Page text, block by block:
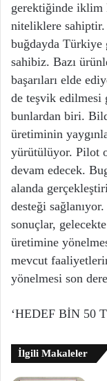
gerektiğinde iklim
niteliklere
buğdayda Türkiye
sahibiz. Bazı
başarıları elde
de teşvik edilmesi
bunlardan biri.
üretiminin
yürütülüyor. Pilot
devam edecek.
alanda
desteği
sonuçlar,
üretimine
mevcut
yönelmesi son
‘HEDEF BİN 50
İlgili Makaleler